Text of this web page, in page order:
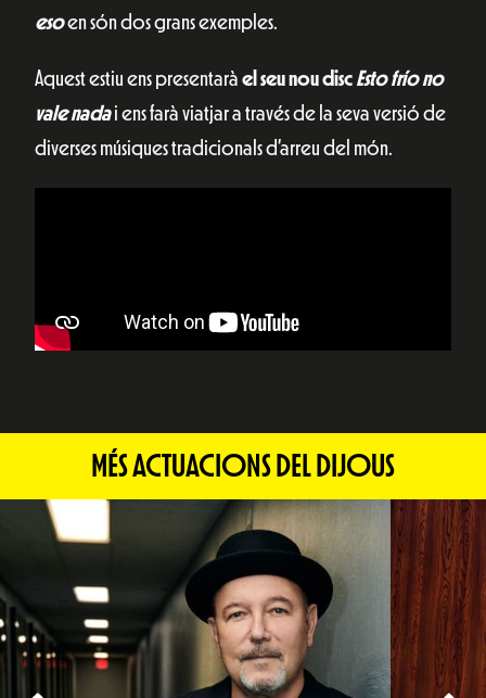
esoen són dos grans exemples.
Aquest estiu ens presentarà el seu nou disc Esto frío no
vale nadai ens farà viatjar a través de la seva versió de
diverses músiques tradicionals d’arreu del món.
MÉS ACTUACIONS DEL DIJOUS